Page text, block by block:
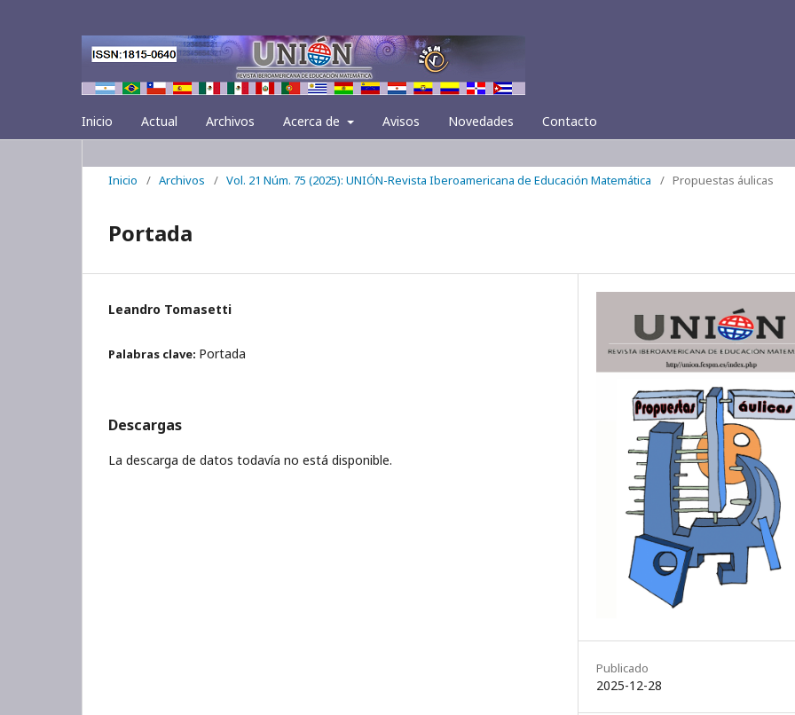
Inicio Actual Archivos Acerca de Avisos Novedades Contacto
Inicio / Archivos / Vol. 21 Núm. 75 (2025): UNIÓN-Revista Iberoamericana de Educación Matemática / Propuestas áulicas
Portada
Leandro Tomasetti
Palabras clave: Portada
Descargas
La descarga de datos todavía no está disponible.
Publicado
2025-12-28